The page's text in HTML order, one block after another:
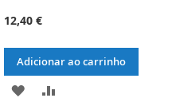
12,40 €
Adicionar ao carrinho
ADICIONAR